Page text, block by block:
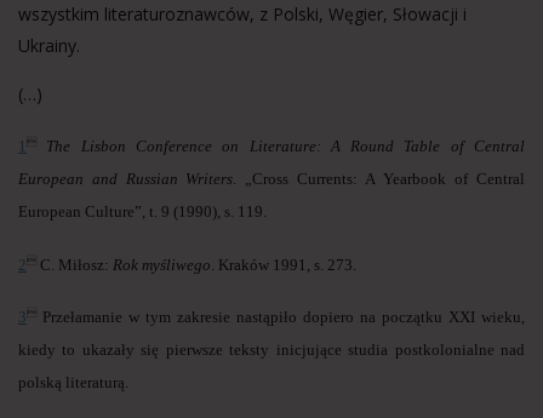
wszystkim literaturoznawców, z Polski, Węgier, Słowacji i
Ukrainy.
(…)
1 
The Lisbon Conference on Literature: A Round Table of Central
European and Russian Writers. „Cross Currents: A Yearbook of Central
European Culture”, t. 9 (1990), s. 119.
2  C. Miłosz: Rok myśliwego . Kraków 1991, s. 273.
3 
Przełamanie w tym zakresie nastąpiło dopiero na początku XXI wieku,
kiedy to ukazały się pierwsze teksty inicjujące studia postkolonialne nad
polską literaturą.